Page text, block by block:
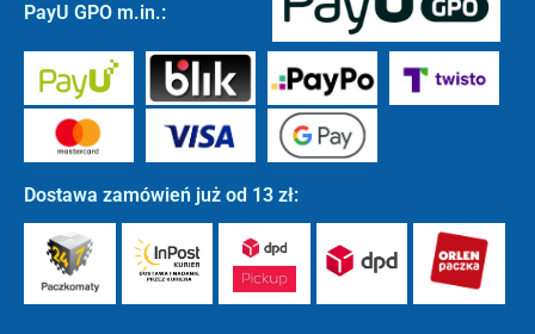
PayU GPO m.in.:
Dostawa zamówień już od 13 zł: